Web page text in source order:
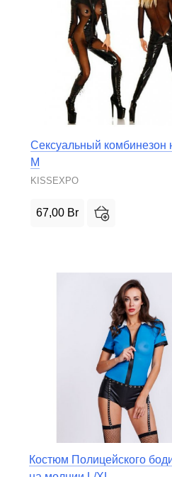
Сексуальный комбинезон
M
KISSEXPO
67,00 Br
Костюм Полицейского